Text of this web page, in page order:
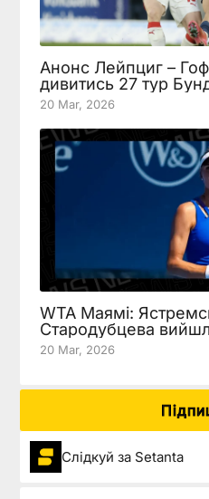
Анонс Лейпциг –
дивитись 27 тур
20 Mar, 2026
WTA Маямі:
Стародубцева
20 Mar, 2026
Слідкуй за Setanta